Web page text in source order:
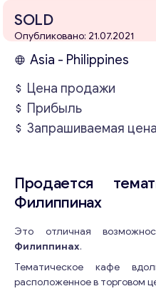
SOLD
Опубликовано: 21.07.2021
Asia - Philippines
Цена продажи
Прибыль
Запрашиваемая цена
Продается
Филиппинах
Это отличная
Филиппинах.
Тематическое кафе
расположенное в торговом